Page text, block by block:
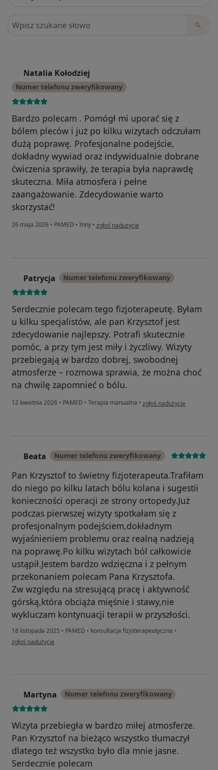
Szukaj w opiniach
Natalia Kołodziej
Numer telefonu zweryfikowany
Bardzo polecam . Pomógł mi uporać się z
bólem pleców i już po kilku wizytach odczułam
dużą poprawę. Profesjonalne podejście,
dokładny wywiad oraz indywidualnie dobrane
ćwiczenia sprawiły, że terapia była naprawdę
skuteczna. Miła atmosfera i pełne
zaangażowanie. Zdecydowanie warto
skorzystać!
26 maja 2026 • PAMED • Inny • w opinii użytkownika Natalia Kołodziej
zgłoś nadużycie
Patrycja Numer telefonu zweryfikowany
Serdecznie polecam tego fizjoterapeutę. Byłam
u kilku specjalistów, ale pan Krzysztof jest
zdecydowanie najlepszy. Potrafi skutecznie
pomóc, a przy tym jest miły i życzliwy. Wizyty
przebiegają w bardzo dobrej, swobodnej
atmosferze – rozmowa sprawia, że można choć
na chwilę zapomnieć o bólu.
12 kwietnia 2026 • PAMED • Terapia manualna • w opinii użytkownika
zgłoś nadużycie
Beata Numer telefonu zweryfikowany
Pan Krzysztof to świetny fizjoterapeuta.Trafiłam
do niego po kilku latach bólu kolana i sugestii
konieczności operacji ze strony ortopedy.Już
podczas pierwszej wizyty spotkałam się z
profesjonalnym podejściem,dokładnym
wyjaśnieniem problemu oraz realną nadzieją
na poprawę.Po kilku wizytach ból całkowicie
ustąpił.Jestem bardzo wdzięczna i z pełnym
przekonaniem polecam Pana Krzysztofa.
Zw względu na stresującą pracę i aktywność
górską,która obciąża mięśnie i stawy,nie
wykluczam kontynuacji terapii w przyszłości.
18 listopada 2025 • PAMED • konsultacja fizjoterapeutyczna •
w opinii użytkownika Beata
zgłoś nadużycie
Martyna Numer telefonu zweryfikowany
Wizyta przebiegła w bardzo miłej atmosferze.
Pan Krzysztof na bieżąco wszystko tłumaczył
dlatego też wszystko było dla mnie jasne.
Serdecznie polecam